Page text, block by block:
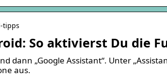
tipps
So aktivierst Du die
dann „Google Assistant“. Unter
aus.